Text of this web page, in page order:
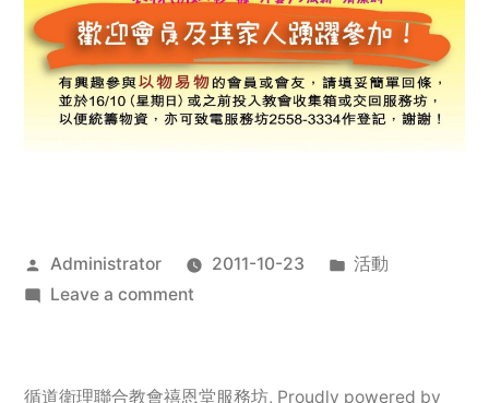
Posted
by
Administrator 2011-10-23
Posted
活動
Leave a commenton
服
循道衛理聯合教會禧恩堂服務坊, Proudly powered by